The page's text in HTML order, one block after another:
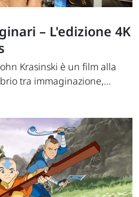
– L'edizione 4K
Krasinski è un film alla
tra immaginazione,...